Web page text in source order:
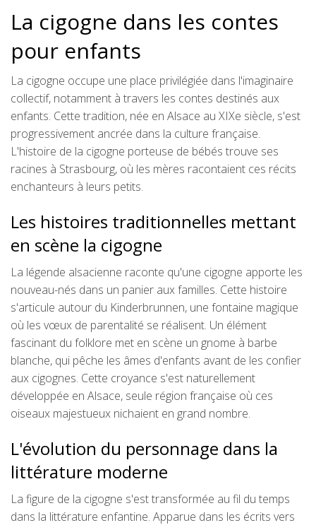
La cigogne dans les contes
pour enfants
La cigogne occupe une place privilégiée dans l'imaginaire
collectif, notamment à travers les contes destinés aux
enfants. Cette tradition, née en Alsace au XIXe siècle, s'est
progressivement ancrée dans la culture française.
L'histoire de la cigogne porteuse de bébés trouve ses
racines à Strasbourg, où les mères racontaient ces récits
enchanteurs à leurs petits.
Les histoires traditionnelles mettant
en scène la cigogne
La légende alsacienne raconte qu'une cigogne apporte les
nouveau-nés dans un panier aux familles. Cette histoire
s'articule autour du Kinderbrunnen, une fontaine magique
où les vœux de parentalité se réalisent. Un élément
fascinant du folklore met en scène un gnome à barbe
blanche, qui pêche les âmes d'enfants avant de les confier
aux cigognes. Cette croyance s'est naturellement
développée en Alsace, seule région française où ces
oiseaux majestueux nichaient en grand nombre.
L'évolution du personnage dans la
littérature moderne
La figure de la cigogne s'est transformée au fil du temps
dans la littérature enfantine. Apparue dans les écrits vers